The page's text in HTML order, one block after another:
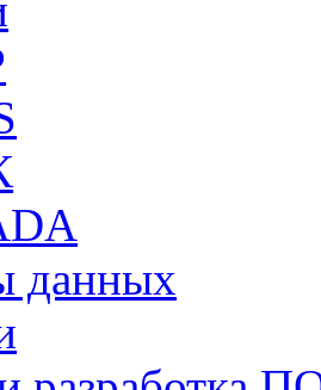
данных